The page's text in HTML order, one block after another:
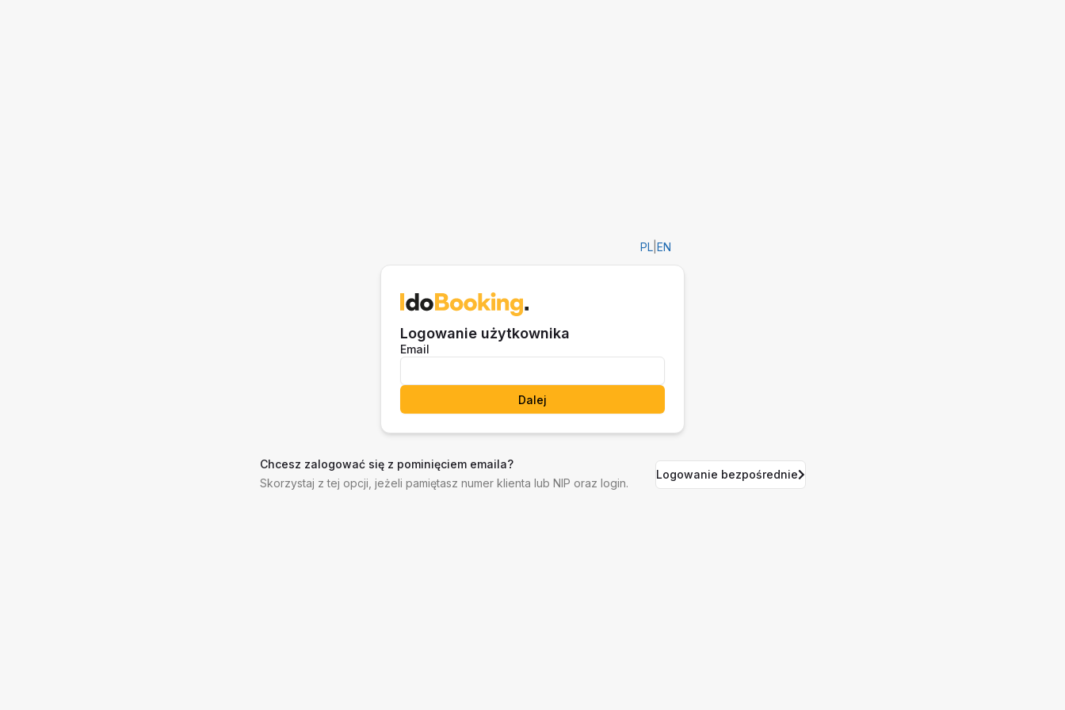
PL EN
Logowanie użytkownika
Email
Dalej
Chcesz zalogować się z pominięciem emaila?
Skorzystaj z tej opcji, jeżeli pamiętasz numer klienta lub NIP oraz login.
Logowanie bezpośrednie